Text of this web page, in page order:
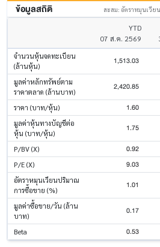
ข้อมูลสถิติ สะสม: อัตราหมุนเวีย
YTD
07 ส.ค. 2569
จำนวนหุ้นจดทะเบียน
(ล้านหุ้น)
1,513.03
มูลค่าหลักทรัพย์ตาม
ราคาตลาด (ล้านบาท)
2,420.85
ราคา (บาท/หุ้น) 1.60
มูลค่าหุ้นทางบัญชีต่อ
หุ้น (บาท/หุ้น)
1.75
P/BV (X) 0.92
P/E (X) 9.03
อัตราหมุนเวียนปริมาณ
การซื้อขาย (%)
1.01
มูลค่าซื้อขาย/วัน (ล้าน
บาท)
0.17
Beta 0.53